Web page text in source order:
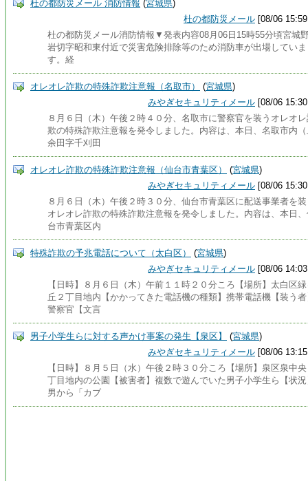
杜の都防災メール 消防情報 (宮城県)
杜の都防災メール [08/06
杜の都防災メール消防情報▼発表内容08月06日15時55分頃宮城
岩切字昭和東付近で災害危険排除等のため消防車が出場していま
す。経
オレオレ詐欺の特殊詐欺注意報（名取市） (宮城県)
みやぎセキュリティメール [08/06
８月６日（木）午後２時４０分、名取市に警察官を装うオレオ
欺の特殊詐欺注意報を発令しました。内容は、本日、名取市内
余田字千刈田
オレオレ詐欺の特殊詐欺注意報（仙台市青葉区） (宮城県)
みやぎセキュリティメール [08/06
８月６日（木）午後２時３０分、仙台市青葉区に配送事業者を
オレオレ詐欺の特殊詐欺注意報を発令しました。内容は、本日
台市青葉区内
特殊詐欺の予兆電話について（太白区） (宮城県)
みやぎセキュリティメール [08/06
【日時】８月６日（木）午前１１時２０分ころ【場所】太白区
丘２丁目地内【かかってきた電話機の種類】携帯電話機【装う
警察官【文言
男子小学生らに対する声かけ事案の発生【泉区】 (宮城県)
みやぎセキュリティメール [08/06
【日時】８月５日（水）午後２時３０分ころ【場所】泉区泉中
丁目地内の公園【被害者】複数で遊んでいた男子小学生ら【状
男から「カブ